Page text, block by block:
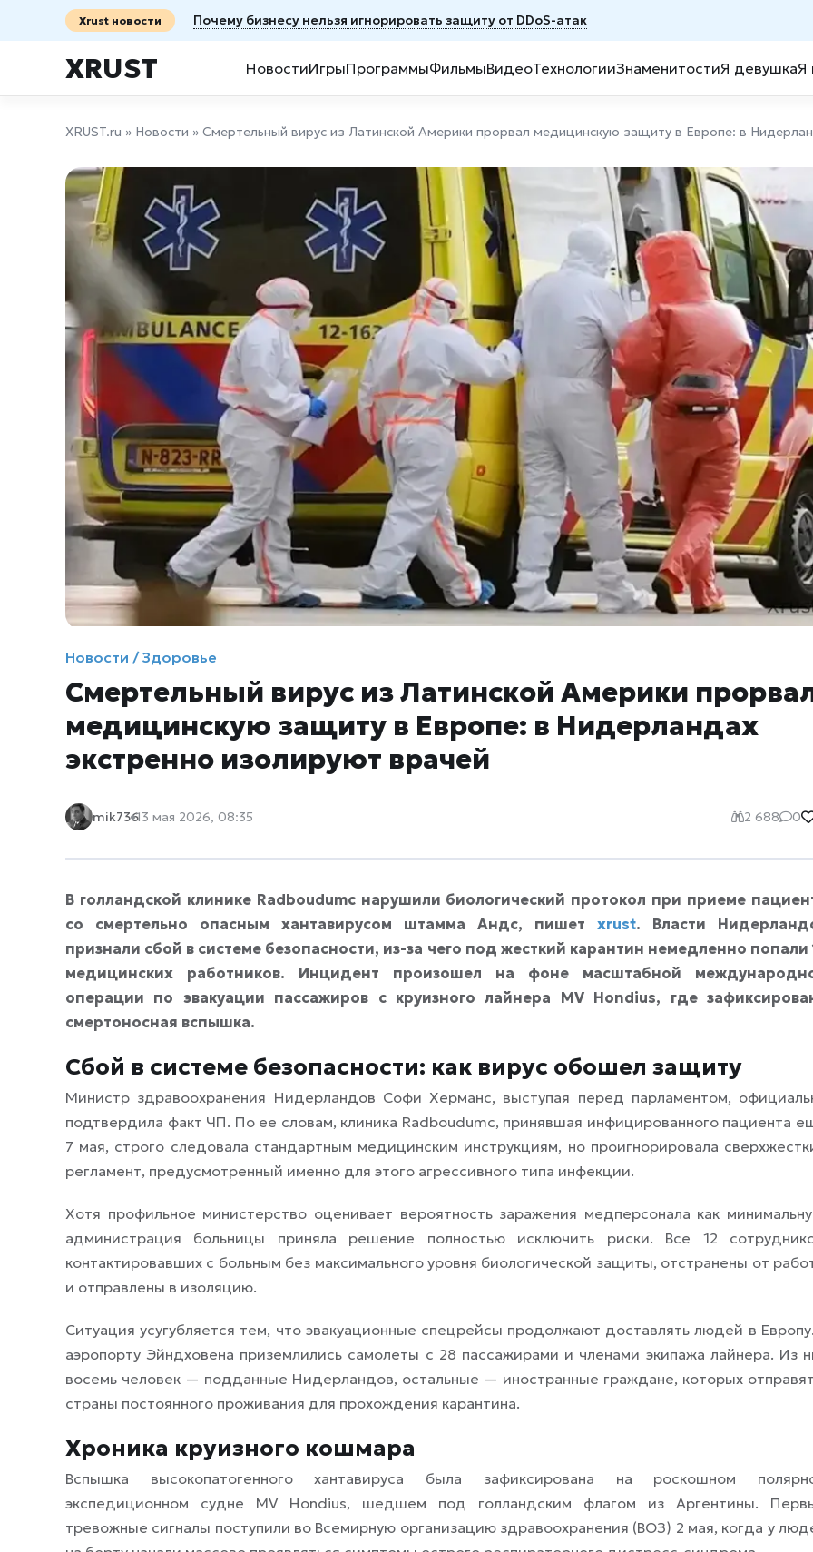
Xrust новости Почему бизнесу нельзя игнорировать защиту от DDoS-атак
XRUST НовостиИгрыПрограммыФильмыВидеоТехнологииЗнаменитостиЯ девушкаЯ
XRUST.ru » Новости » Смертельный вирус из Латинской Америки прорвал медицинскую защиту в Европе: в
Новости / Здоровье
Смертельный вирус из Латинской Америки
медицинскую защиту в Европе: в Нидерландах
экстренно изолируют врачей
mik73613 мая 2026, 08:35 2 688 0
В голландской клинике Radboudumc нарушили биологический протокол при приеме
со смертельно опасным хантавирусом штамма Андс, пишет xrust. Власти
признали сбой в системе безопасности, из-за чего под жесткий карантин немедленно попали
медицинских работников. Инцидент произошел на фоне масштабной
операции по эвакуации пассажиров с круизного лайнера MV Hondius, где
смертоносная вспышка.
Сбой в системе безопасности: как вирус обошел защиту
Министр здравоохранения Нидерландов Софи Херманс, выступая перед парламентом,
подтвердила факт ЧП. По ее словам, клиника Radboudumc, принявшая инфицированного пациента
7 мая, строго следовала стандартным медицинским инструкциям, но проигнорировала
регламент, предусмотренный именно для этого агрессивного типа инфекции.
Хотя профильное министерство оценивает вероятность заражения медперсонала как
администрация больницы приняла решение полностью исключить риски. Все 12
контактировавших с больным без максимального уровня биологической защиты, отстранены от
и отправлены в изоляцию.
Ситуация усугубляется тем, что эвакуационные спецрейсы продолжают доставлять людей в
аэропорту Эйндховена приземлились самолеты с 28 пассажирами и членами экипажа лайнера. Из
восемь человек — подданные Нидерландов, остальные — иностранные граждане, которых
страны постоянного проживания для прохождения карантина.
Хроника круизного кошмара
Вспышка высокопатогенного хантавируса была зафиксирована на роскошном
экспедиционном судне MV Hondius, шедшем под голландским флагом из Аргентины.
тревожные сигналы поступили во Всемирную организацию здравоохранения (ВОЗ) 2 мая, когда у